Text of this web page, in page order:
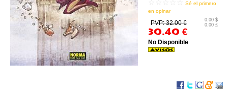
Sé el primero
en opinar
PVP: 32.00 €
30.40 €
0.00 $
0.00 £
No Disponible